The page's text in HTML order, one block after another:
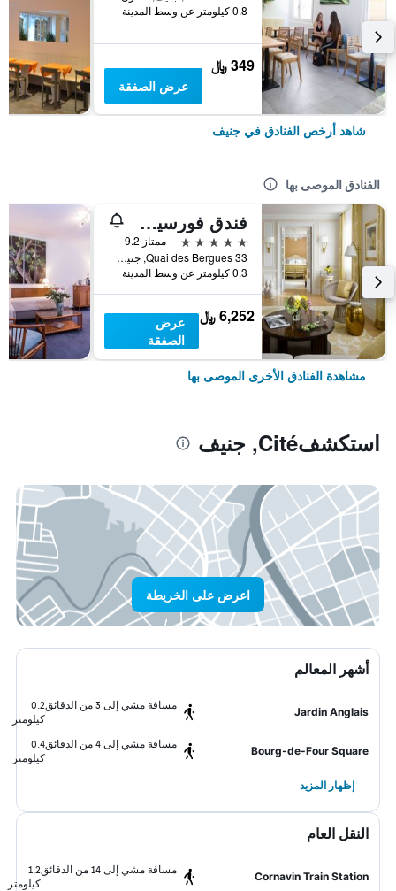
0.8 كيلومتر عن وسط المدينة
349 ﷼
عرض الصفقة
شاهد أرخص الفنادق في جنيف
الفنادق الموصى بها
فندق فورسيزونز دي بيرج جنيف
5 نجوم
ممتاز 9.2
33 Quai des Bergues, جنيف, كانتون جنيف, سويسرا
0.3 كيلومتر عن وسط المدينة
6,252 ﷼
عرض
الصفقة
مشاهدة الفنادق الأخرى الموصى بها
استكشفCité, جنيف
اعرض على الخريطة
أشهر المعالم
Jardin Anglais
مسافة مشي إلى 3 من الدقائق
0.2
كيلومتر
Bourg-de-Four Square
مسافة مشي إلى 4 من الدقائق
0.4
كيلومتر
إظهار المزيد
النقل العام
Cornavin Train Station
مسافة مشي إلى 14 من الدقائق
1.2
كيلومتر